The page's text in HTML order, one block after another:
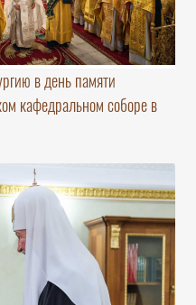
в день памяти
кафедральном соборе в